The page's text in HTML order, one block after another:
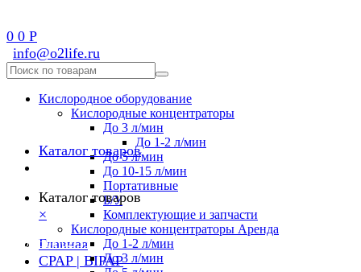
0 0 Р
info@o2life.ru
Кислородное оборудование
Кислородные концентраторы
До 3 л/мин
До 1-2 л/мин
До 5 л/мин
До 10-15 л/мин
Портативные
Б/У
Комплектующие и запчасти
Кислородные концентраторы Аренда
До 1-2 л/мин
До 3 л/мин
Каталог товаров
Каталог товаров
×
8 800 551 02 33
Главная
CPAP | BIPAP